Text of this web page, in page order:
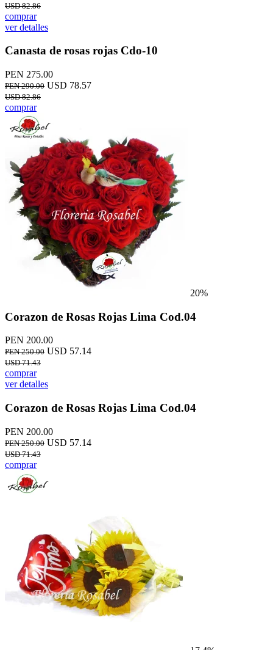
USD 82.86
comprar
ver detalles
Canasta de rosas rojas Cdo-10
PEN 275.00
PEN 290.00 USD 78.57
USD 82.86
comprar
20%
Corazon de Rosas Rojas Lima Cod.04
PEN 200.00
PEN 250.00 USD 57.14
USD 71.43
comprar
ver detalles
Corazon de Rosas Rojas Lima Cod.04
PEN 200.00
PEN 250.00 USD 57.14
USD 71.43
comprar